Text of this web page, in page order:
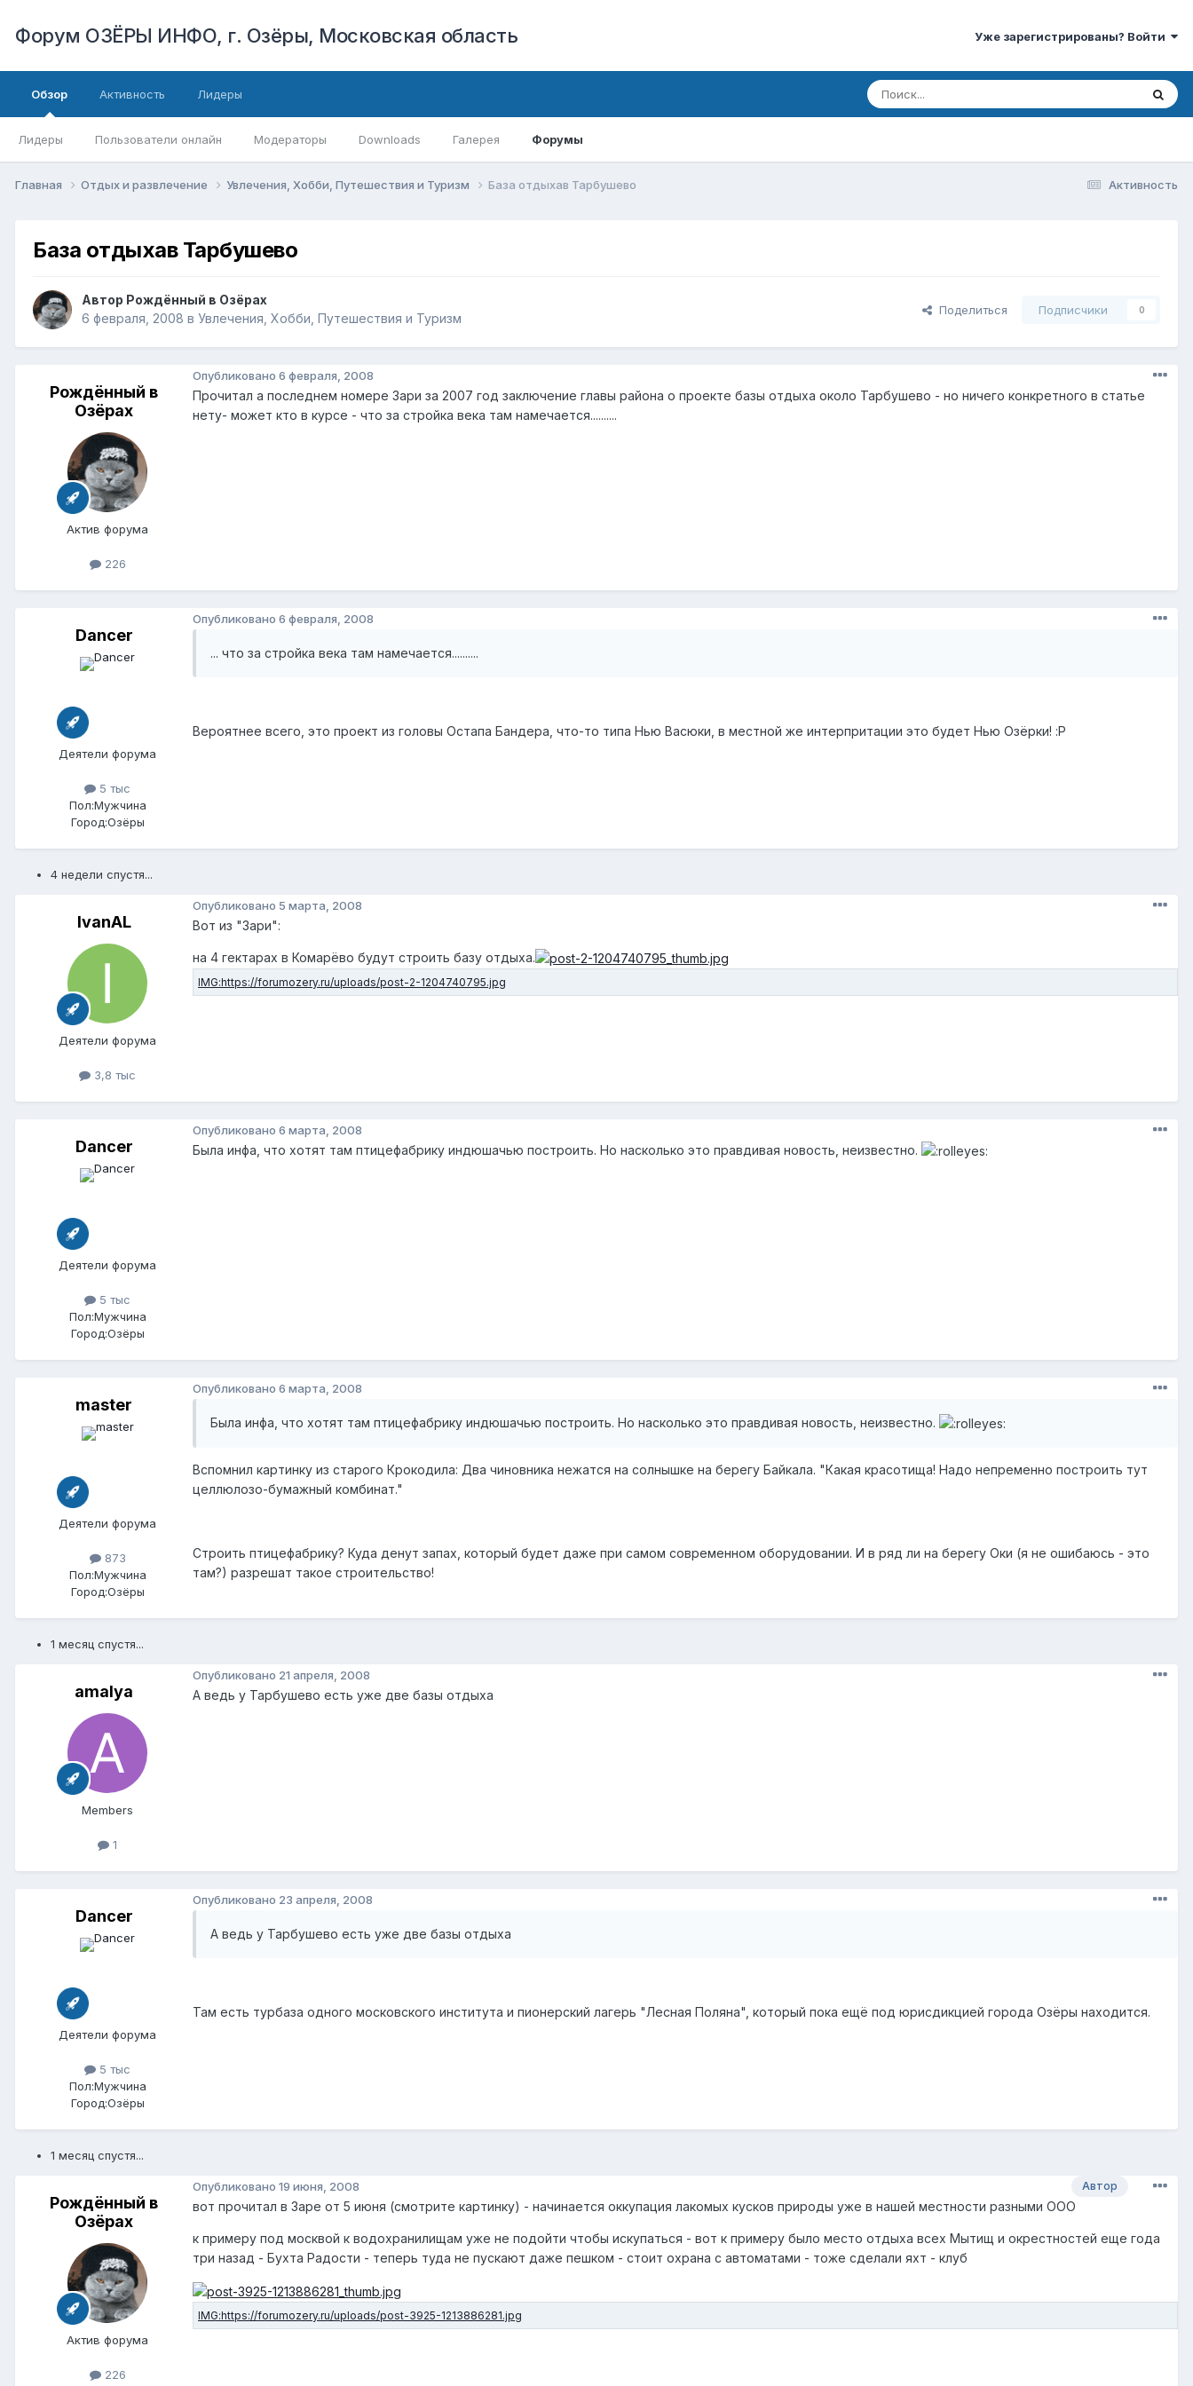
Форум ОЗЁРЫ ИНФО, г. Озёры, Московская область Уже зарегистрированы? Войти
Обзор
Лидеры Пользователи онлайн Модераторы Downloads Галерея Форумы
Активность Лидеры
Активность
Главная Отдых и развлечение Увлечения, Хобби, Путешествия и Туризм База отдыхав Тарбушево
База отдыхав Тарбушево
Автор Рождённый в Озёрах
6 февраля, 2008 в Увлечения, Хобби, Путешествия и Туризм
Поделиться Подписчики 0
Рождённый в
Озёрах
Актив форума
226
Опубликовано 6 февраля, 2008
Прочитал а последнем номере Зари за 2007 год заключение главы района о проекте базы отдыха около Тарбушево - но ничего конкретного в статье
нету- может кто в курсе - что за стройка века там намечается..........
Dancer
Деятели форума
5 тыс
Пол:Мужчина
Город:Озёры
Опубликовано 6 февраля, 2008
... что за стройка века там намечается..........
Вероятнее всего, это проект из головы Остапа Бандера, что-то типа Нью Васюки, в местной же интерпритации это будет Нью Озёрки! :P
4 недели спустя...
IvanAL
Деятели форума
3,8 тыс
Опубликовано 5 марта, 2008
Вот из "Зари":
на 4 гектарах в Комарёво будут строить базу отдыха.
Dancer
Деятели форума
5 тыс
Пол:Мужчина
Город:Озёры
Опубликовано 6 марта, 2008
Была инфа, что хотят там птицефабрику индюшачью построить. Но насколько это правдивая новость, неизвестно.
master
Деятели форума
873
Пол:Мужчина
Город:Озёры
Опубликовано 6 марта, 2008
Была инфа, что хотят там птицефабрику индюшачью построить. Но насколько это правдивая новость, неизвестно.
Вспомнил картинку из старого Крокодила: Два чиновника нежатся на солнышке на берегу Байкала. "Какая красотища! Надо непременно построить тут
целлюлозо-бумажный комбинат."
Строить птицефабрику? Куда денут запах, который будет даже при самом современном оборудовании. И в ряд ли на берегу Оки (я не ошибаюсь - это
там?) разрешат такое строительство!
1 месяц спустя...
amalya
Members
1
Опубликовано 21 апреля, 2008
А ведь у Тарбушево есть уже две базы отдыха
Dancer
Деятели форума
5 тыс
Пол:Мужчина
Город:Озёры
Опубликовано 23 апреля, 2008
А ведь у Тарбушево есть уже две базы отдыха
Там есть турбаза одного московского института и пионерский лагерь "Лесная Поляна", который пока ещё под юрисдикцией города Озёры находится.
1 месяц спустя...
Рождённый в
Озёрах
Актив форума
226
Автор
Опубликовано 19 июня, 2008
вот прочитал в Заре от 5 июня (смотрите картинку) - начинается оккупация лакомых кусков природы уже в нашей местности разными ООО
к примеру под москвой к водохранилищам уже не подойти чтобы искупаться - вот к примеру было место отдыха всех Мытищ и окрестностей еще года
три назад - Бухта Радости - теперь туда не пускают даже пешком - стоит охрана с автоматами - тоже сделали яхт - клуб